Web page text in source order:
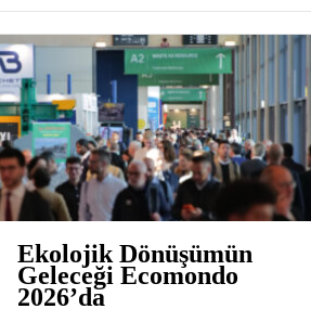
Ekolojik Dönüşümün
Geleceği Ecomondo
2026’da